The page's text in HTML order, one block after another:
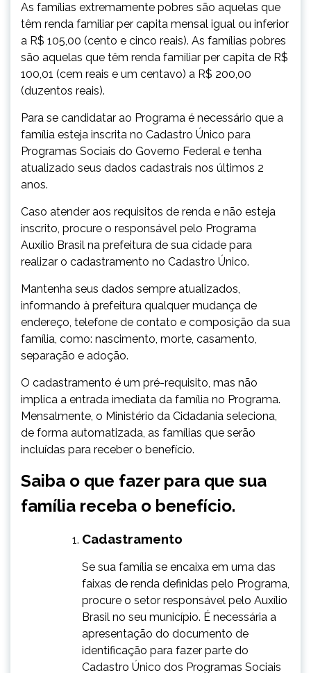
As famílias extremamente pobres são aquelas que
têm renda familiar per capita mensal igual ou inferior
a R$ 105,00 (cento e cinco reais). As famílias pobres
são aquelas que têm renda familiar per capita de R$
100,01 (cem reais e um centavo) a R$ 200,00
(duzentos reais).
Para se candidatar ao Programa é necessário que a
família esteja inscrita no Cadastro Único para
Programas Sociais do Governo Federal e tenha
atualizado seus dados cadastrais nos últimos 2
anos.
Caso atender aos requisitos de renda e não esteja
inscrito, procure o responsável pelo Programa
Auxílio Brasil na prefeitura de sua cidade para
realizar o cadastramento no Cadastro Único.
Mantenha seus dados sempre atualizados,
informando à prefeitura qualquer mudança de
endereço, telefone de contato e composição da sua
família, como: nascimento, morte, casamento,
separação e adoção.
O cadastramento é um pré-requisito, mas não
implica a entrada imediata da família no Programa.
Mensalmente, o Ministério da Cidadania seleciona,
de forma automatizada, as famílias que serão
incluídas para receber o benefício.
Saiba o que fazer para que sua
família receba o benefício.
Cadastramento
​Se sua família se encaixa em uma das
faixas de renda definidas pelo Programa,
procure o setor responsável pelo Auxílio
Brasil no seu município. É necessária a
apresentação do documento de
identificação para fazer parte do
Cadastro Único dos Programas Sociais